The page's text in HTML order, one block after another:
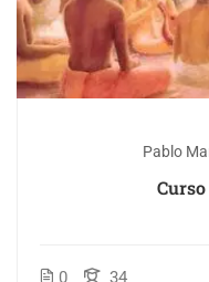
Pablo
0 34